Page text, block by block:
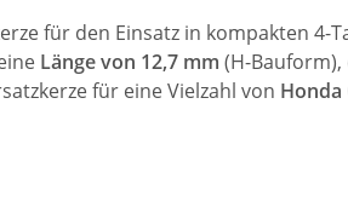
für den Einsatz in kompakten
Länge von 12,7 mm (H-Bauform),
für eine Vielzahl von Honda